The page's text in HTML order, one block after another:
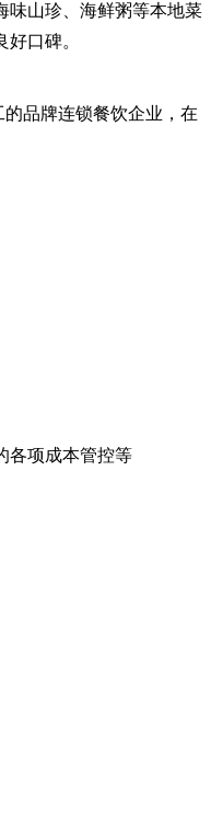
味山珍、海鲜粥等本地菜
口碑。
品牌连锁餐饮企业，在
各项成本管控等